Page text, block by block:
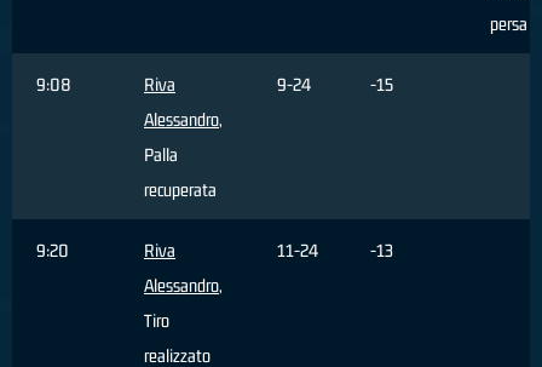
persa
9:08
Riva
Alessandro,
Palla
recuperata
9-24 -15
9:20
Riva
Alessandro,
Tiro
realizzato
11-24 -13